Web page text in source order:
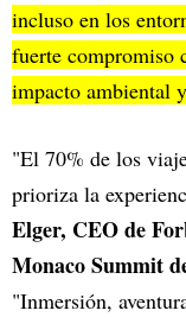
incluso en los
fuerte compromiso
impacto ambiental
"El 70% de los
prioriza la
Elger, CEO de
Monaco Summit
"Inmersión,